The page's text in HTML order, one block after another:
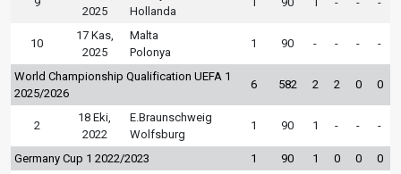
2025
Hollanda
10
17 Kas,
2025
Malta
Polonya
1 90 - - - -
World Championship Qualification UEFA 1
2025/2026
6 582 2 2 0 0
2
18 Eki,
2022
E.Braunschweig
Wolfsburg
1 90 1 - - -
Germany Cup 1 2022/2023 1 90 1 0 0 0